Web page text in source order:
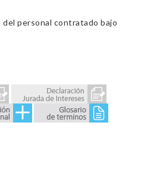
del personal contratado bajo